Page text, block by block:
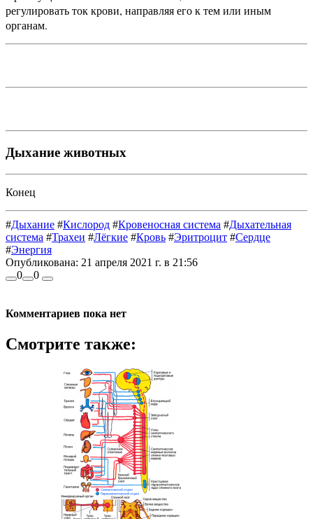
регулировать ток крови, направляя его к тем или иным
органам.
Дыхание животных
Конец
#Дыхание #Кислород #Кровеносная система #Дыхательная
система #Трахеи #Лёгкие #Кровь #Эритроцит #Сердце
#Энергия
Опубликована: 21 апреля 2021 г. в 21:56
0
0
Комментариев пока нет
Смотрите также: